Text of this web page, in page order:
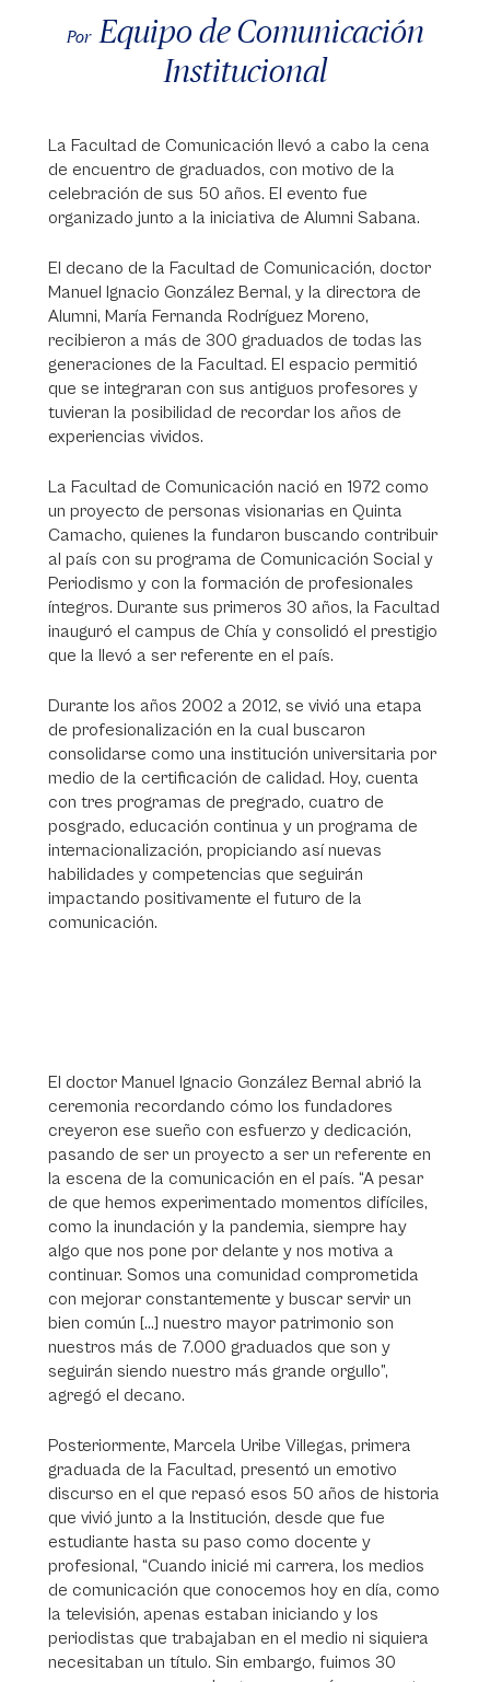
Por Equipo de Comunicación
Institucional
La Facultad de Comunicación llevó a cabo la cena
de encuentro de graduados, con motivo de la
celebración de sus 50 años. El evento fue
organizado junto a la iniciativa de Alumni Sabana.
El decano de la Facultad de Comunicación, doctor
Manuel Ignacio González Bernal, y la directora de
Alumni, María Fernanda Rodríguez Moreno,
recibieron a más de 300 graduados de todas las
generaciones de la Facultad. El espacio permitió
que se integraran con sus antiguos profesores y
tuvieran la posibilidad de recordar los años de
experiencias vividos.
La Facultad de Comunicación nació en 1972 como
un proyecto de personas visionarias en Quinta
Camacho, quienes la fundaron buscando contribuir
al país con su programa de Comunicación Social y
Periodismo y con la formación de profesionales
íntegros. Durante sus primeros 30 años, la Facultad
inauguró el campus de Chía y consolidó el prestigio
que la llevó a ser referente en el país.
Durante los años 2002 a 2012, se vivió una etapa
de profesionalización en la cual buscaron
consolidarse como una institución universitaria por
medio de la certificación de calidad. Hoy, cuenta
con tres programas de pregrado, cuatro de
posgrado, educación continua y un programa de
internacionalización, propiciando así nuevas
habilidades y competencias que seguirán
impactando positivamente el futuro de la
comunicación.
El doctor Manuel Ignacio González Bernal abrió la
ceremonia recordando cómo los fundadores
creyeron ese sueño con esfuerzo y dedicación,
pasando de ser un proyecto a ser un referente en
la escena de la comunicación en el país. “A pesar
de que hemos experimentado momentos difíciles,
como la inundación y la pandemia, siempre hay
algo que nos pone por delante y nos motiva a
continuar. Somos una comunidad comprometida
con mejorar constantemente y buscar servir un
bien común […] nuestro mayor patrimonio son
nuestros más de 7.000 graduados que son y
seguirán siendo nuestro más grande orgullo”,
agregó el decano.
Posteriormente, Marcela Uribe Villegas, primera
graduada de la Facultad, presentó un emotivo
discurso en el que repasó esos 50 años de historia
que vivió junto a la Institución, desde que fue
estudiante hasta su paso como docente y
profesional, “Cuando inicié mi carrera, los medios
de comunicación que conocemos hoy en día, como
la televisión, apenas estaban iniciando y los
periodistas que trabajaban en el medio ni siquiera
necesitaban un título. Sin embargo, fuimos 30